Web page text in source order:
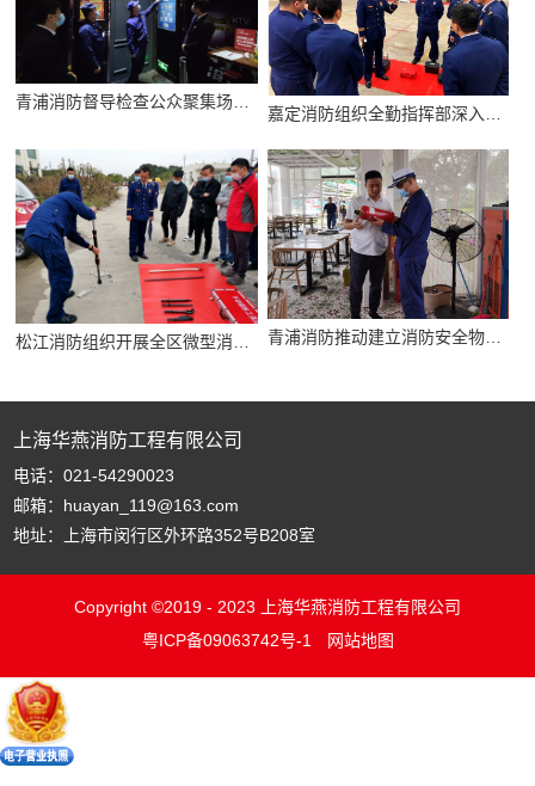
青浦消防督导检查公众聚集场所消防安全
嘉定消防组织全勤指挥部深入开展实地调研
青浦消防推动建立消防安全物业服务企业记分机制
上海华燕消防工程有限公司
电话：021-54290023
邮箱：huayan_119@163.com
地址：上海市闵行区外环路352号B208室
Copyright ©2019 - 2023 上海华燕消防工程有限公司
粤ICP备09063742号-1
网站地图